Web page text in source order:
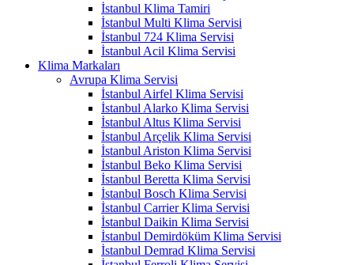
İstanbul Klima Tamiri
İstanbul Multi Klima Servisi
İstanbul 724 Klima Servisi
İstanbul Acil Klima Servisi
Klima Markaları
Avrupa Klima Servisi
İstanbul Airfel Klima Servisi
İstanbul Alarko Klima Servisi
İstanbul Altus Klima Servisi
İstanbul Arçelik Klima Servisi
İstanbul Ariston Klima Servisi
İstanbul Beko Klima Servisi
İstanbul Beretta Klima Servisi
İstanbul Bosch Klima Servisi
İstanbul Carrier Klima Servisi
İstanbul Daikin Klima Servisi
İstanbul Demirdöküm Klima Servisi
İstanbul Demrad Klima Servisi